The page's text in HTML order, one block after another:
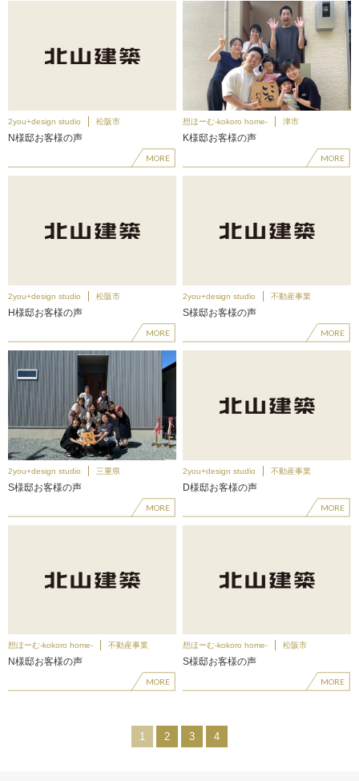
2you+design studio 松阪市
N様邸お客様の声
MORE
想ほーむ-kokoro home- 津市
K様邸お客様の声
MORE
2you+design studio 松阪市
H様邸お客様の声
MORE
2you+design studio 不動産事業
S様邸お客様の声
MORE
2you+design studio 三重県
S様邸お客様の声
MORE
2you+design studio 不動産事業
D様邸お客様の声
MORE
想ほーむ-kokoro home- 不動産事業
N様邸お客様の声
MORE
想ほーむ-kokoro home- 松阪市
S様邸お客様の声
MORE
1 2 3 4